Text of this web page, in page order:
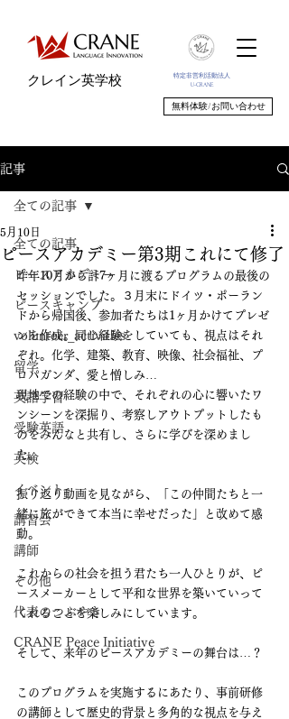
特定非営利活動法人
U-CRANE
クレイン英学校
無料体験/お問い合わせ
記事
全ての記事
ピースアカデミー
ピースキャンプ
volunteer_activities
留学
英語学習
受験英語
英検
イベント
講習会
講師
その他
代表のつぶやき
CRANE Peace Initiative
全ての記事
ピースアカデミー第3期これにて修了
5月10日
昨年10月から計7ヶ月に渡るプログラムの最後の
セッションでした。３月末にドイツ・ポーラン
ドから帰国後、参加者たちは1ヶ月かけてプレゼ
ンを作成。同じ経験をしていても、視点はそれ
ぞれ。化学、建築、教育、映像、社会福祉、プ
ロパガンダ、愛と憎しみ…
現地での経験の中で、それぞれの心に響いたワ
ンシーンを深掘り、考察しアウトプットしたも
のをみんなと共有し、さらに学びを深めまし
た。
振り返り動画を見ながら、「この仲間たちと一
緒に旅ができて本当に幸せだった」と改めて感
動。
これからの社会を担う君たち一人ひとりが、ピ
ースメーカーとして平和な世界を築いていって
くれることを楽しみにしています。
そして、来年のピースアカデミーの舞台は…？
このプログラムを実施するにあたり、事前研修
の講師として歴史的背景と多角的な視点を与え